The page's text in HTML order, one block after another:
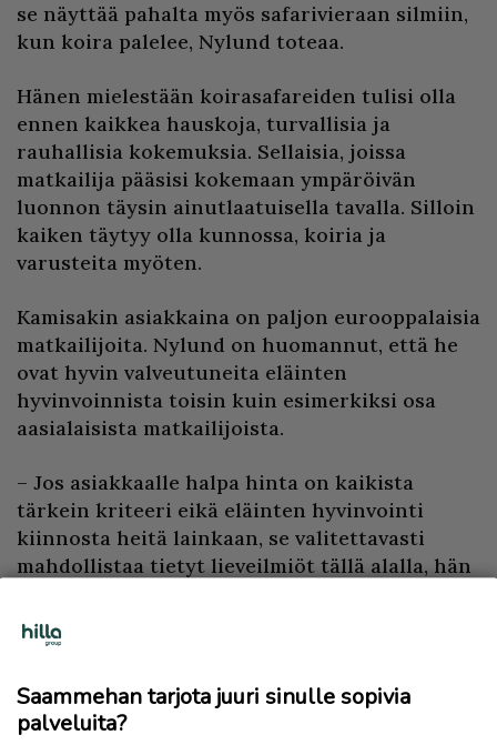
se näyttää pahalta myös safarivieraan silmiin,
kun koira palelee, Nylund toteaa.
Hänen mielestään koirasafareiden tulisi olla
ennen kaikkea hauskoja, turvallisia ja
rauhallisia kokemuksia. Sellaisia, joissa
matkailija pääsisi kokemaan ympäröivän
luonnon täysin ainutlaatuisella tavalla. Silloin
kaiken täytyy olla kunnossa, koiria ja
varusteita myöten.
Kamisakin asiakkaina on paljon eurooppalaisia
matkailijoita. Nylund on huomannut, että he
ovat hyvin valveutuneita eläinten
hyvinvoinnista toisin kuin esimerkiksi osa
aasialaisista matkailijoista.
– Jos asiakkaalle halpa hinta on kaikista
tärkein kriteeri eikä eläinten hyvinvointi
kiinnosta heitä lainkaan, se valitettavasti
mahdollistaa tietyt lieveilmiöt tällä alalla, hän
Hän muistuttaakin, että safariyrittäjällä
Siksi hän onkin tyytyväisenä pannut merkille,
että hiljalleen myös koirasafariyrittäjät ovat
Saammehan tarjota juuri sinulle sopivia
palveluita?